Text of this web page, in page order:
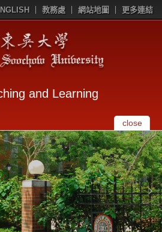
教務處 網站地圖 更多連結
and Learning
close